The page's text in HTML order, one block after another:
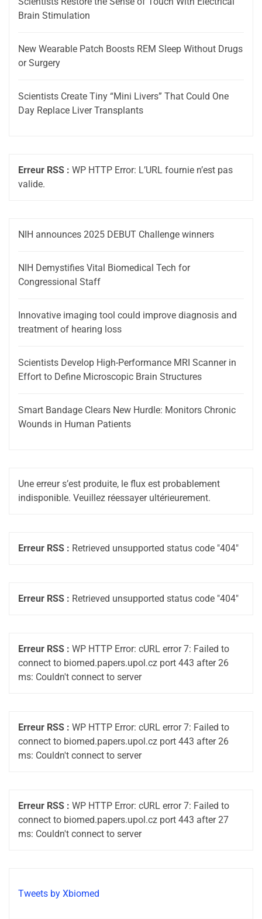
Brain Stimulation
New Wearable Patch Boosts REM Sleep Without Drugs
or Surgery
Scientists Create Tiny “Mini Livers” That Could One
Day Replace Liver Transplants
Erreur RSS : WP HTTP Error: L’URL fournie n’est pas
valide.
NIH announces 2025 DEBUT Challenge winners
NIH Demystifies Vital Biomedical Tech for
Congressional Staff
Innovative imaging tool could improve diagnosis and
treatment of hearing loss
Scientists Develop High-Performance MRI Scanner in
Effort to Define Microscopic Brain Structures
Smart Bandage Clears New Hurdle: Monitors Chronic
Wounds in Human Patients
Une erreur s’est produite, le flux est probablement
indisponible. Veuillez réessayer ultérieurement.
Erreur RSS : Retrieved unsupported status code "404"
Erreur RSS : Retrieved unsupported status code "404"
Erreur RSS : WP HTTP Error: cURL error 7: Failed to
connect to biomed.papers.upol.cz port 443 after 26
ms: Couldn't connect to server
Erreur RSS : WP HTTP Error: cURL error 7: Failed to
connect to biomed.papers.upol.cz port 443 after 26
ms: Couldn't connect to server
Erreur RSS : WP HTTP Error: cURL error 7: Failed to
connect to biomed.papers.upol.cz port 443 after 27
ms: Couldn't connect to server
Tweets by Xbiomed